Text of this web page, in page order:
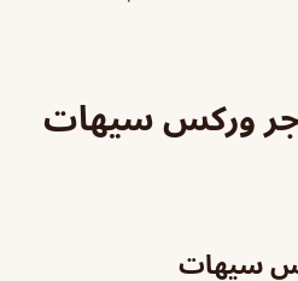
وركس سيهات
سيهات